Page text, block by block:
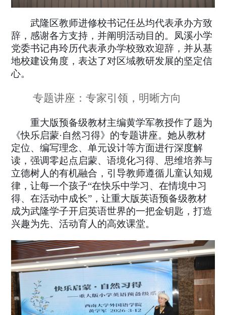
武隆区教师进修校书记任丛均代表承办方致
辞，感谢各方支持，并阐明活动目的。凤溪小学
党委书记冉玲历代表承办学校致欢迎辞，并从基
地校建设角度，表达了对区域教研发展的坚定信
心。
专题讲座：专家引领，明晰方向
重大版预备级教材主编黄学军教授作了题为
《快乐启蒙·自然习得》的专题讲座。她从教材
定位、编写理念、单元设计等方面进行深度解
读，强调零起点启蒙、语境化习得、思维培养与
立德树人的有机融合，引导教师遵循儿童认知规
律，让每一个孩子“在快乐中学习、在情境中习
得、在活动中成长”，让重大版英语预备级教材
成为武隆学子开启英语世界的一把金钥匙，打造
兴趣为先、活动育人的高效课堂。